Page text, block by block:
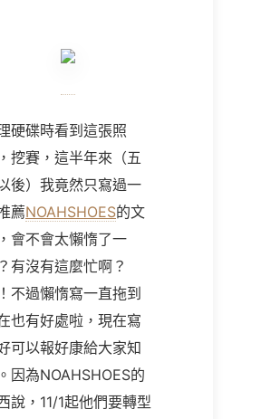
硬碟時看到這張照
挖賽，這半年來（五
後）我竟然只寫過一
薦NOAHSHOES的文
會不會太懶惰了一
有沒有這麼忙啊？
不過懶惰寫一直拖到
也有好處啦，現在寫
可以報好康給大家知
因為NOAHSHOES的
說，11/1起他們要轉型